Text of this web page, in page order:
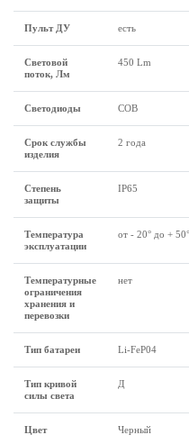
Пульт ДУ есть
Световой
поток, Лм
450 Lm
Светодиоды COB
Срок службы
изделия
2 года
Степень
защиты
IP65
Температура
эксплуатации
от - 20° до + 50°
Температурные
ограничения
хранения и
перевозки
нет
Тип батареи Li-FeP04
Тип кривой
силы света
Д
Цвет Черный